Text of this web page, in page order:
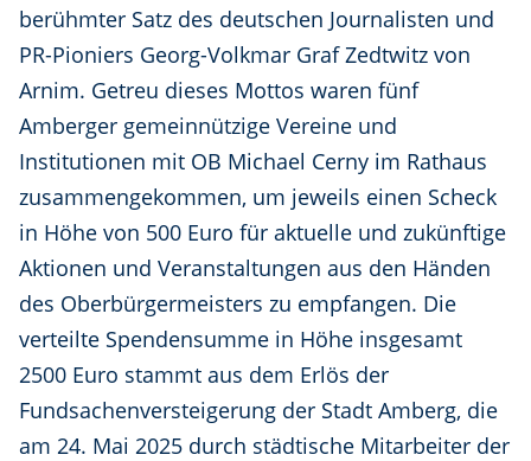
berühmter Satz des deutschen Journalisten und
PR-Pioniers Georg-Volkmar Graf Zedtwitz von
Arnim. Getreu dieses Mottos waren fünf
Amberger gemeinnützige Vereine und
Institutionen mit OB Michael Cerny im Rathaus
zusammengekommen, um jeweils einen Scheck
in Höhe von 500 Euro für aktuelle und zukünftige
Aktionen und Veranstaltungen aus den Händen
des Oberbürgermeisters zu empfangen. Die
verteilte Spendensumme in Höhe insgesamt
2500 Euro stammt aus dem Erlös der
Fundsachenversteigerung der Stadt Amberg, die
am 24. Mai 2025 durch städtische Mitarbeiter der